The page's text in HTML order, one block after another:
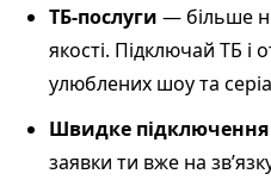
ТБ-послуги — більше
якості. Підключай ТБ і
улюблених шоу та
Швидке підключення
заявки ти вже на